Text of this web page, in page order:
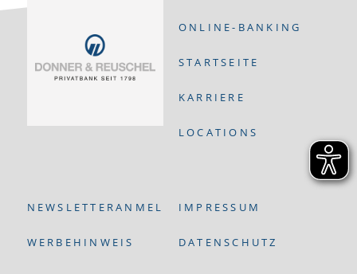
ONLINE-BANKING
STARTSEITE
KARRIERE
LOCATIONS
NEWSLETTERANMELDUNG
WERBEHINWEIS
IMPRESSUM
DATENSCHUTZ